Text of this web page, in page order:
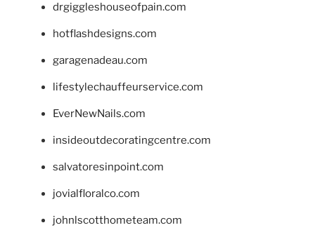
drgiggleshouseofpain.com
hotflashdesigns.com
garagenadeau.com
lifestylechauffeurservice.com
EverNewNails.com
insideoutdecoratingcentre.com
salvatoresinpoint.com
jovialfloralco.com
johnlscotthometeam.com